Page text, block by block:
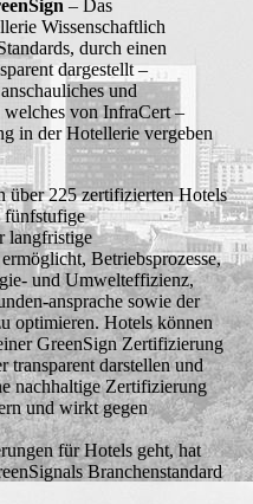
– Das
Wissenschaftlich
durch einen
dargestellt –
und
welches von InfraCert –
in der Hotellerie vergeben
über 225 zertifizierten Hotels
fünfstufige
langfristige
Betriebsprozesse,
und Umwelteffizienz,
ansprache sowie der
optimieren. Hotels können
GreenSign Zertifizierung
transparent darstellen und
nachhaltige Zertifizierung
und wirkt gegen
für Hotels geht, hat
Branchenstandard